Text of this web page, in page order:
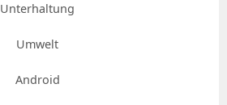
Unterhaltung
Umwelt
Android